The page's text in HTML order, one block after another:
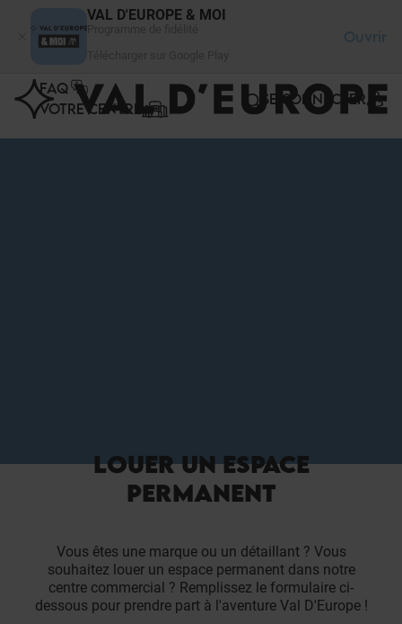
VAL D'EUROPE & MOI
Ouvrir
FAQ
VOTRE CENTRE
SE CONNECTER
LOUER UN ESPACE
PERMANENT
Vous êtes une marque ou un détaillant ? Vous
souhaitez louer un espace permanent dans notre
centre commercial ? Remplissez le formulaire ci-
dessous pour prendre part à l'aventure Val D'Europe !
Panneau de gestion des cookies